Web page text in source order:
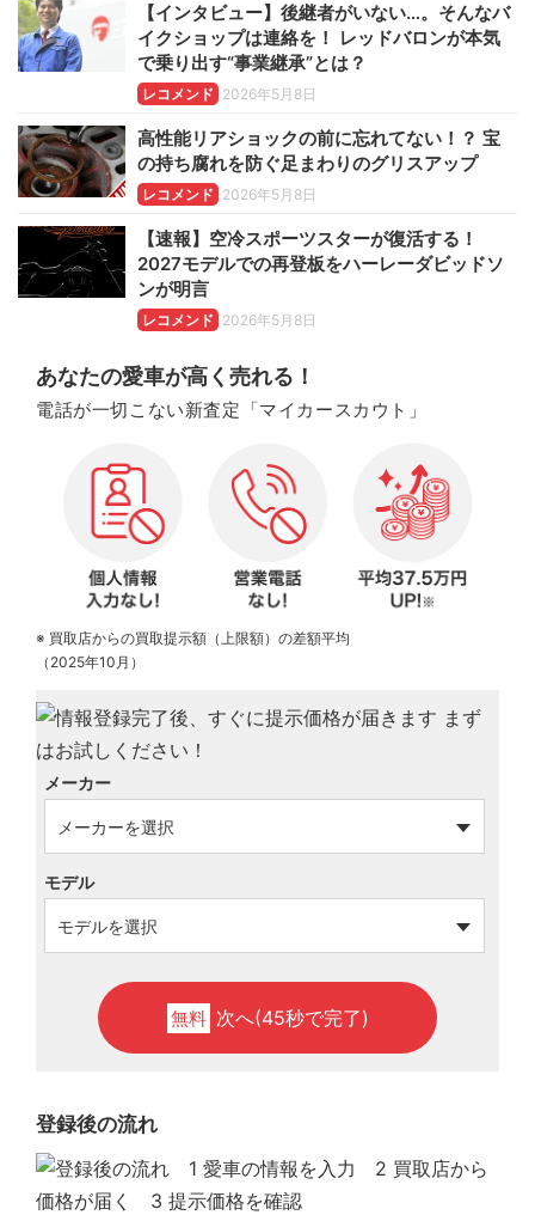
【インタビュー】後継者がいない…。そんなバ
イクショップは連絡を！ レッドバロンが本気
で乗り出す“事業継承”とは？
レコメンド 2026年5月8日
高性能リアショックの前に忘れてない！？ 宝
の持ち腐れを防ぐ足まわりのグリスアップ
レコメンド 2026年5月8日
【速報】空冷スポーツスターが復活する！
2027モデルでの再登板をハーレーダビッドソ
ンが明言
レコメンド 2026年5月8日
あなたの愛車が高く売れる！
電話が一切こない新査定「マイカースカウト」
※ 買取店からの買取提示額（上限額）の差額平均
（2025年10月）
メーカー
モデル
無料 次へ(45秒で完了)
登録後の流れ